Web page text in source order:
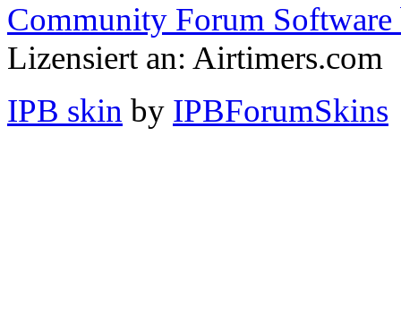
Community Forum Software
Lizensiert an: Airtimers.com
IPB skin by IPBForumSkins